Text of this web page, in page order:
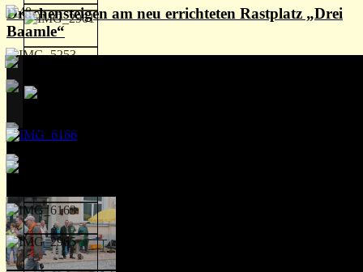
Drachensteigen am neu errichteten Rastplatz „Drei
Baamle“